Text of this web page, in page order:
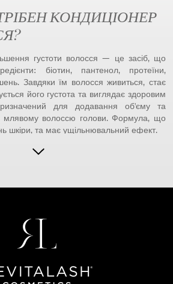
КОНДИЦІОНЕР
густоти волосся — це засіб, що
біотин, пантенол, протеїни,
Завдяки їм волосся живиться, стає
його густота та виглядає здоровим
для додавання об'єму та
млявому волоссю голови. Формула, що
шкіри, та має ущільнювальний ефект.
КОНДИЦІОНЕР
миття шампунем ми відкриваємо його,
і ламке волосся, яке швидко
Волосся стає блискучим, м'яким та